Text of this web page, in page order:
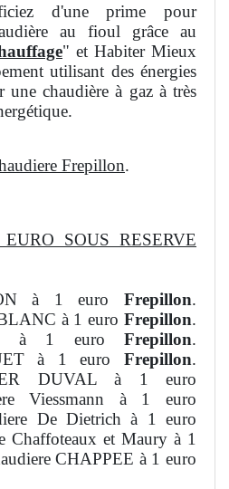
d'une prime pour
au fioul grâce au
" et Habiter Mieux
utilisant des énergies
une chaudière à gaz à très
Frepillon.
SOUS RESERVE
à 1 euro Frepillon.
à 1 euro Frepillon.
à 1 euro Frepillon.
à 1 euro Frepillon.
DUVAL à 1 euro
Viessmann à 1 euro
De Dietrich à 1 euro
Chaffoteaux et Maury à 1
CHAPPEE à 1 euro